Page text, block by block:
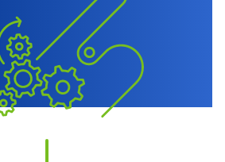
TER GÁS NATURAL
RENOVÁVEIS
DE POUPANÇA
FALHA DE GÁS